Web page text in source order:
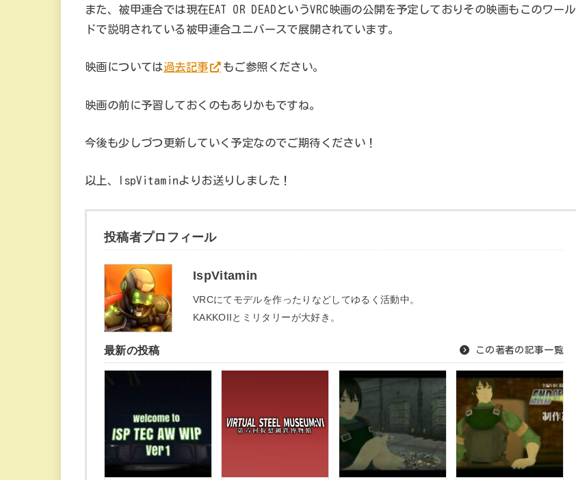
また、被甲連合では現在EAT OR DEADというVRC映画の公開を予定しておりその映画もこのワール
ドで説明されている被甲連合ユニバースで展開されています。
映画については過去記事 もご参照ください。
映画の前に予習しておくのもありかもですね。
今後も少しづつ更新していく予定なのでご期待ください！
以上、IspVitaminよりお送りしました！
投稿者プロフィール
IspVitamin
VRCにてモデルを作ったりなどしてゆるく活動中。
KAKKOIIとミリタリーが大好き。
最新の投稿 この著者の記事一覧